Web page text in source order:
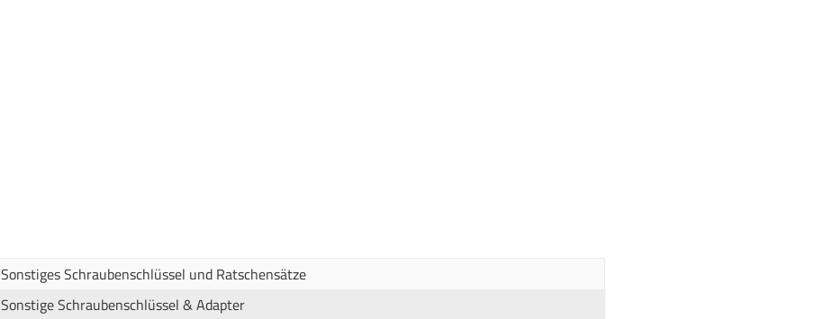
Sonstiges Schraubenschlüssel und Ratschensätze
Sonstige Schraubenschlüssel & Adapter